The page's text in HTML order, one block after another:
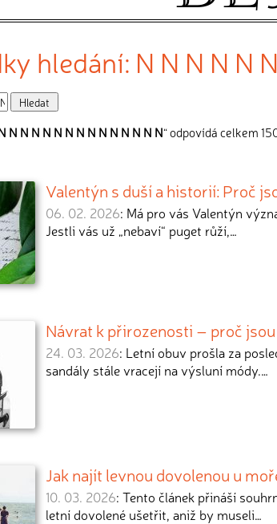
hledání: N N N N N
N N N N N N N N N N N N N N“ odpovídá celkem
Valentýn s duší a historií: Proč
06. 02. 2026: Má pro vás Valentýn
Jestli vás už „nebaví“ puget růží,…
Návrat k přirozenosti – proč
24. 03. 2026: Letní obuv prošla za
sandály stále vracejí na výsluní módy.…
Jak najít levnou dovolenou u
10. 03. 2026: Tento článek přináší
letní dovolené ušetřit, aniž by museli…